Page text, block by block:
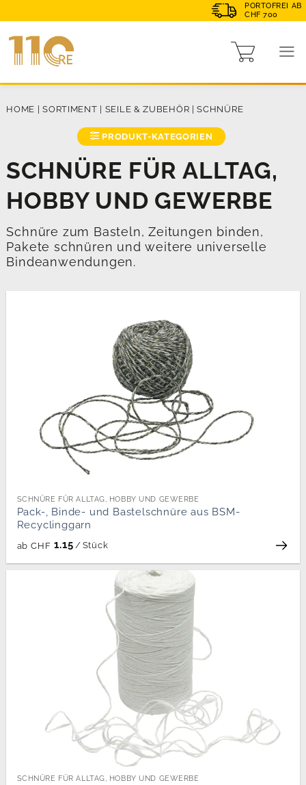
PORTOFREI AB
CHF 700
HOME |SORTIMENT | SEILE & ZUBEHÖR |SCHNÜRE
PRODUKT-KATEGORIEN
SCHNÜRE FÜR ALLTAG,
HOBBY UND GEWERBE
Schnüre zum Basteln, Zeitungen binden,
Pakete schnüren und weitere universelle
Bindeanwendungen.
SCHNÜRE FÜR ALLTAG, HOBBY UND GEWERBE
Pack-, Binde- und Bastelschnüre aus BSM-
Recyclinggarn
ab CHF 1.15 / Stück
SCHNÜRE FÜR ALLTAG, HOBBY UND GEWERBE